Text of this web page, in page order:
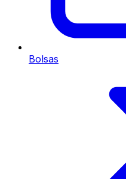
Bolsas